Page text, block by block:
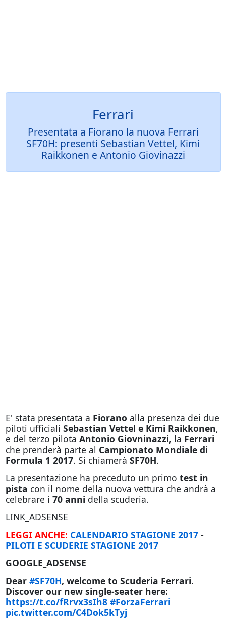
Ferrari
Presentata a Fiorano la nuova Ferrari
SF70H: presenti Sebastian Vettel, Kimi
Raikkonen e Antonio Giovinazzi
E' stata presentata a Fiorano alla presenza dei due
piloti ufficiali Sebastian Vettel e Kimi Raikkonen,
e del terzo pilota Antonio Giovninazzi, la Ferrari
che prenderà parte al Campionato Mondiale di
Formula 1 2017. Si chiamerà SF70H.
La presentazione ha preceduto un primo test in
pista con il nome della nuova vettura che andrà a
celebrare i 70 anni della scuderia.
LINK_ADSENSE
LEGGI ANCHE: CALENDARIO STAGIONE 2017-
PILOTI E SCUDERIE STAGIONE 2017
GOOGLE_ADSENSE
Dear #SF70H, welcome to Scuderia Ferrari.
Discover our new single-seater here:
https://t.co/fRrvx3sIh8 #ForzaFerrari
pic.twitter.com/C4Dok5kTyj